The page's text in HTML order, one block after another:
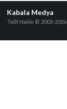
Kabala Medya
Telif Hakkı © 2003-2026